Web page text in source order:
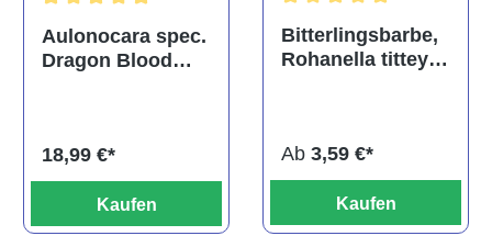
Durchschnittliche Bewertung von 5 von 5 Sternen
Aulonocara spec.
Dragon Blood
18,99 €*
Kaufen
Bitterlingsbarbe,
Rohanella titteya,
Ab 3,59 €*
Kaufen